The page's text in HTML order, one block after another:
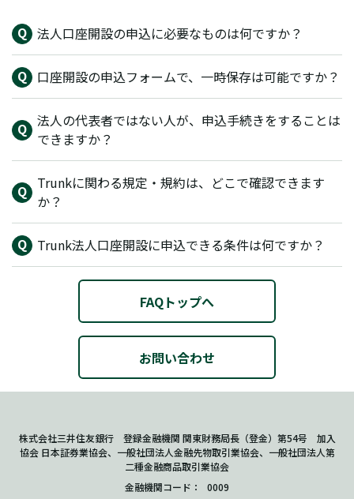
法人口座開設の申込に必要なものは何ですか？
口座開設の申込フォームで、一時保存は可能ですか？
法人の代表者ではない人が、申込手続きをすることは
できますか？
Trunkに関わる規定・規約は、どこで確認できます
か？
Trunk法人口座開設に申込できる条件は何ですか？
FAQトップへ
お問い合わせ
株式会社三井住友銀行 登録金融機関 関東財務局長（登金）第54号 加入
協会 日本証券業協会、一般社団法人金融先物取引業協会、一般社団法人第
二種金融商品取引業協会
金融機関コード
0009